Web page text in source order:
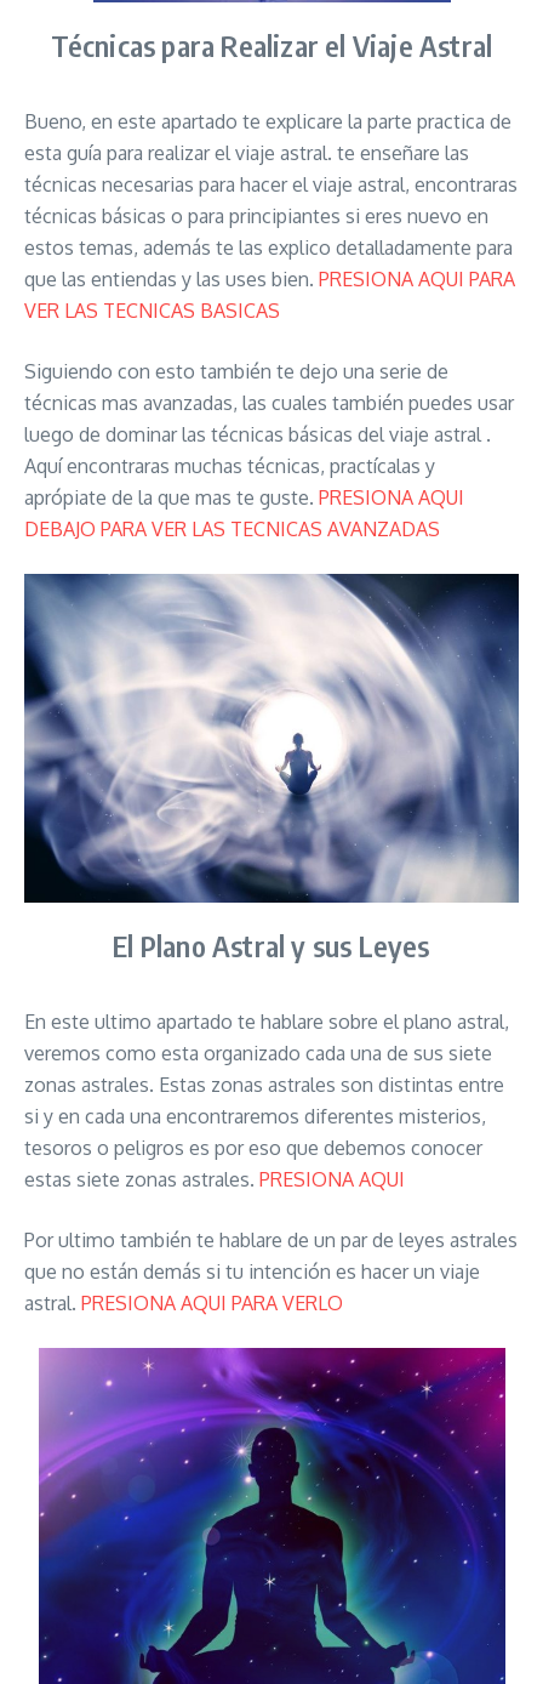
Técnicas para Realizar el Viaje Astral
Bueno, en este apartado te explicare la parte practica de
esta guía para realizar el viaje astral. te enseñare las
técnicas necesarias para hacer el viaje astral, encontraras
técnicas básicas o para principiantes si eres nuevo en
estos temas, además te las explico detalladamente para
que las entiendas y las uses bien. PRESIONA AQUI PARA
VER LAS TECNICAS BASICAS
Siguiendo con esto también te dejo una serie de
técnicas mas avanzadas, las cuales también puedes usar
luego de dominar las técnicas básicas del viaje astral .
Aquí encontraras muchas técnicas, practícalas y
aprópiate de la que mas te guste. PRESIONA AQUI
DEBAJO PARA VER LAS TECNICAS AVANZADAS
El Plano Astral y sus Leyes
En este ultimo apartado te hablare sobre el plano astral,
veremos como esta organizado cada una de sus siete
zonas astrales. Estas zonas astrales son distintas entre
si y en cada una encontraremos diferentes misterios,
tesoros o peligros es por eso que debemos conocer
estas siete zonas astrales. PRESIONA AQUI
Por ultimo también te hablare de un par de leyes astrales
que no están demás si tu intención es hacer un viaje
astral. PRESIONA AQUI PARA VERLO